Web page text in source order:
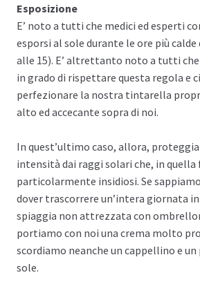
Esposizione
E’ noto a tutti che medici ed esperti
esporsi al sole durante le ore più
alle 15). E’ altrettanto noto a tutti che
in grado di rispettare questa regola e
perfezionare la nostra tintarella
alto ed accecante sopra di noi.
In quest’ultimo caso, allora,
intensità dai raggi solari che, in quella
particolarmente insidiosi. Se
dover trascorrere un’intera giornata in
spiaggia non attrezzata con
portiamo con noi una crema molto
scordiamo neanche un cappellino e un
sole.